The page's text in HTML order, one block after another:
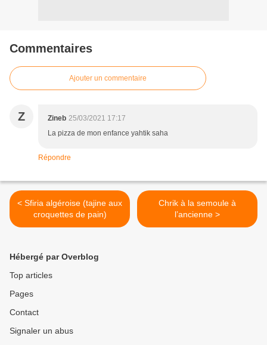
Commentaires
Ajouter un commentaire
Z Zineb 25/03/2021 17:17
La pizza de mon enfance yahtik saha
Répondre
< Sfiria algéroise (tajine aux
croquettes de pain)
Chrik à la semoule à
l’ancienne >
Hébergé par Overblog
Top articles
Pages
Contact
Signaler un abus